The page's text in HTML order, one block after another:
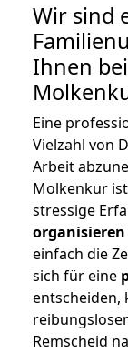
Wir sind
Ihnen
Eine
Vielzahl von
Arbeit
Molkenkur
stressige
organisieren
einfach die
sich für eine
entscheiden,
Remscheid